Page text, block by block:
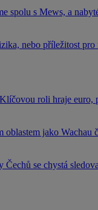
spolu s Mews, a
nebo příležitost pro
roli hraje euro,
oblastem jako
se chystá